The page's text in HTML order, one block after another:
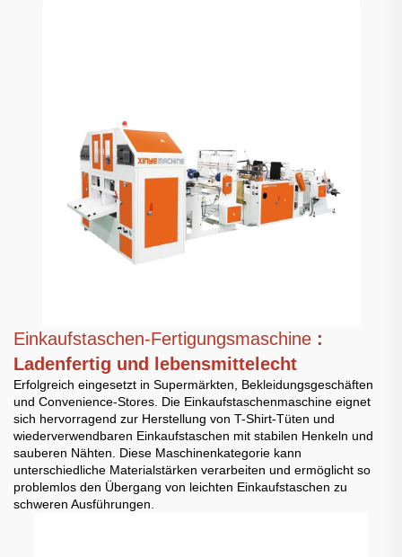
Einkaufstaschen-Fertigungsmaschine :
Ladenfertig und lebensmittelecht
Erfolgreich eingesetzt in Supermärkten, Bekleidungsgeschäften
und Convenience-Stores. Die Einkaufstaschenmaschine eignet
sich hervorragend zur Herstellung von T-Shirt-Tüten und
wiederverwendbaren Einkaufstaschen mit stabilen Henkeln und
sauberen Nähten. Diese Maschinenkategorie kann
unterschiedliche Materialstärken verarbeiten und ermöglicht so
problemlos den Übergang von leichten Einkaufstaschen zu
schweren Ausführungen.